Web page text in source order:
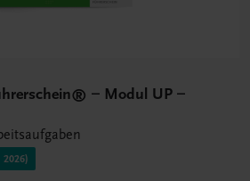
– Modul UP –
2026)